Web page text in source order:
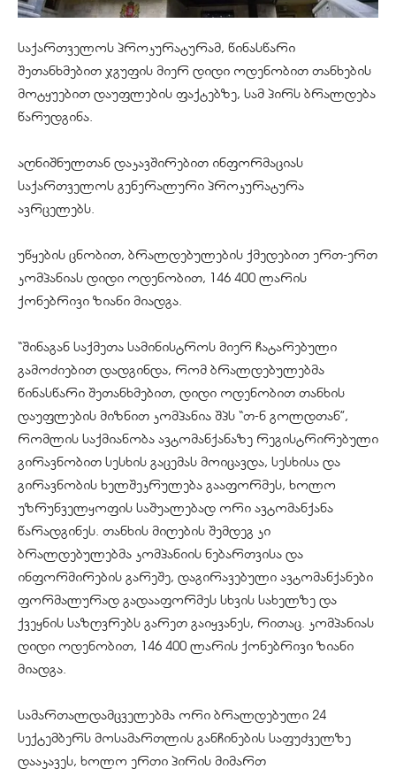
საქართველოს პროკურატურამ, წინასწარი
შეთანხმებით ჯგუფის მიერ დიდი ოდენობით თანხების
მოტყუებით დაუფლების ფაქტებზე, სამ პირს ბრალდება
წარუდგინა.
აღნიშნულთან დაკავშირებით ინფორმაციას
საქართველოს გენერალური პროკურატურა
ავრცელებს.
უწყების ცნობით, ბრალდებულების ქმედებით ერთ-ერთ
კომპანიას დიდი ოდენობით, 146 400 ლარის
ქონებრივი ზიანი მიადგა.
“შინაგან საქმეთა სამინისტროს მიერ ჩატარებული
გამოძიებით დადგინდა, რომ ბრალდებულებმა
წინასწარი შეთანხმებით, დიდი ოდენობით თანხის
დაუფლების მიზნით კომპანია შპს “თ-ნ გოლდთან”,
რომლის საქმიანობა ავტომანქანაზე რეგისტრირებული
გირავნობით სესხის გაცემას მოიცავდა, სესხისა და
გირავნობის ხელშეკრულება გააფორმეს, ხოლო
უზრუნველყოფის საშუალებად ორი ავტომანქანა
წარადგინეს. თანხის მიღების შემდეგ კი
ბრალდებულებმა კომპანიის ნებართვისა და
ინფორმირების გარეშე, დაგირავებული ავტომანქანები
ფორმალურად გადააფორმეს სხვის სახელზე და
ქვეყნის საზღვრებს გარეთ გაიყვანეს, რითაც. კომპანიას
დიდი ოდენობით, 146 400 ლარის ქონებრივი ზიანი
მიადგა.
სამართალდამცველებმა ორი ბრალდებული 24
სექტემბერს მოსამართლის განჩინების საფუძველზე
დააკავეს, ხოლო ერთი პირის მიმართ